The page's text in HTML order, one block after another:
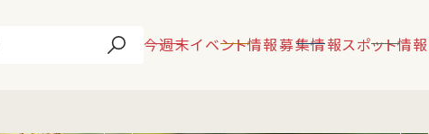
今週末イベント情報募集情報スポット情報